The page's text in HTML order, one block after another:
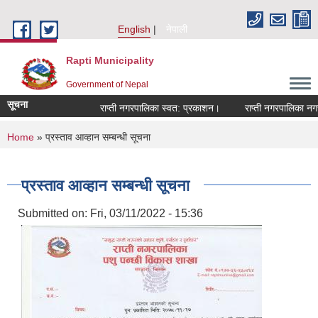
English
नेपाली
Rapti Municipality
Government of Nepal
सूचना राप्ती नगरपालिका स्वत: प्रकाशन। राप्ती नगरपालिका
You are here
Home » प्रस्ताव आव्हान सम्बन्धी सूचना
प्रस्ताव आव्हान सम्बन्धी सूचना
Submitted on: Fri, 03/11/2022 - 15:36